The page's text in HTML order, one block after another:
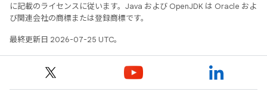
に記載のライセンスに従います。Java および OpenJDK は Oracle およ
び関連会社の商標または登録商標です。
最終更新日 2026-07-25 UTC。